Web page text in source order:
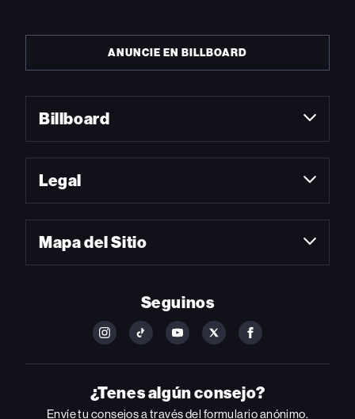
ANUNCIE EN BILLBOARD
Billboard
Legal
Mapa del Sitio
Seguinos
FOLLOW
ON
INSTAGRAM
FOLLOW
ON
YOUTUBE
FOLLOW
ON
YOUTUBE
FOLLOW
ON
FOLLOW
ON
FACEBOOK
¿Tenes algún consejo?
Envíe tu consejos a través del formulario anónimo.